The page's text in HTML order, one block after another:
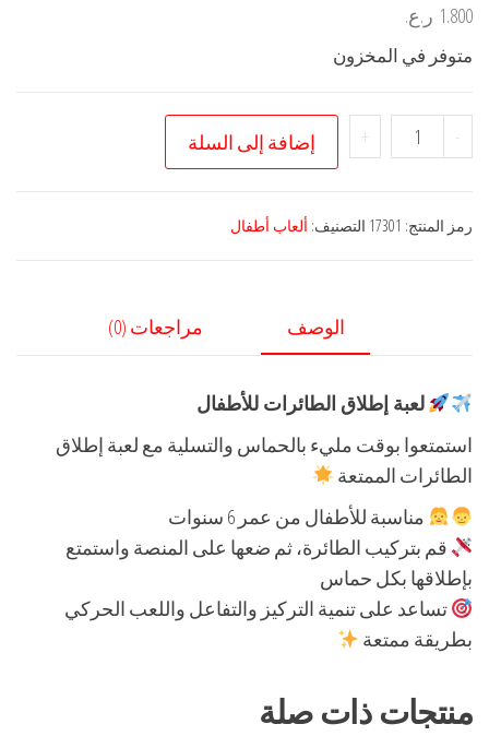
1.800 ر.ع.
متوفر في المخزون
-
كمية
لعبة
الطائرات
+ إضافة إلى السلة
رمز المنتج: 17301 التصنيف: ألعاب أطفال
الوصف مراجعات (0)
لعبة إطلاق الطائرات للأطفال
استمتعوا بوقت مليء بالحماس والتسلية مع لعبة إطلاق
الطائرات الممتعة
مناسبة للأطفال من عمر 6 سنوات
قم بتركيب الطائرة، ثم ضعها على المنصة واستمتع
بإطلاقها بكل حماس
تساعد على تنمية التركيز والتفاعل واللعب الحركي
بطريقة ممتعة
منتجات ذات صلة